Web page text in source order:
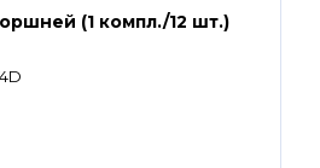
(1 компл./12 шт.)